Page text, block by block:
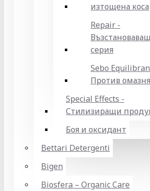
изтощена коса
Repair -
серия
Sebo
Против
Special Effects -
Стилизиращи
Боя и оксидант
Bettari Detergenti
Bigen
Biosfera – Organic Care